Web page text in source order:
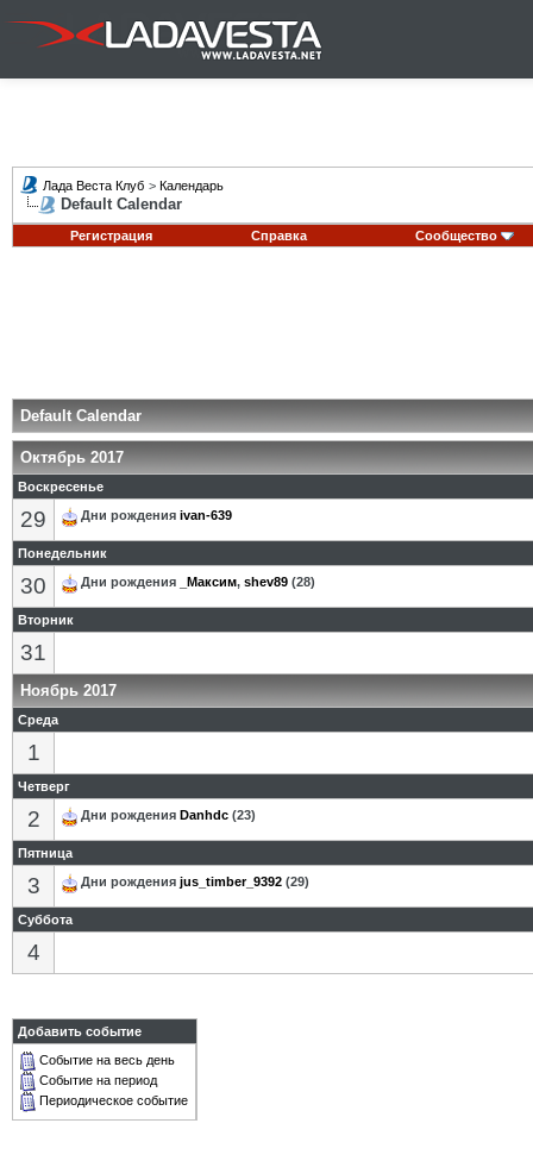
Лада Веста Клуб > Календарь
Default Calendar
Регистрация Справка Сообщество
Default Calendar
Октябрь 2017
Воскресенье
29 Дни рождения ivan-639
Понедельник
30 Дни рождения _Максим, shev89 (28)
Вторник
31
Ноябрь 2017
Среда
1
Четверг
2 Дни рождения Danhdc (23)
Пятница
3 Дни рождения jus_timber_9392 (29)
Суббота
4
Добавить событие
Событие на весь день
Событие на период
Периодическое событие